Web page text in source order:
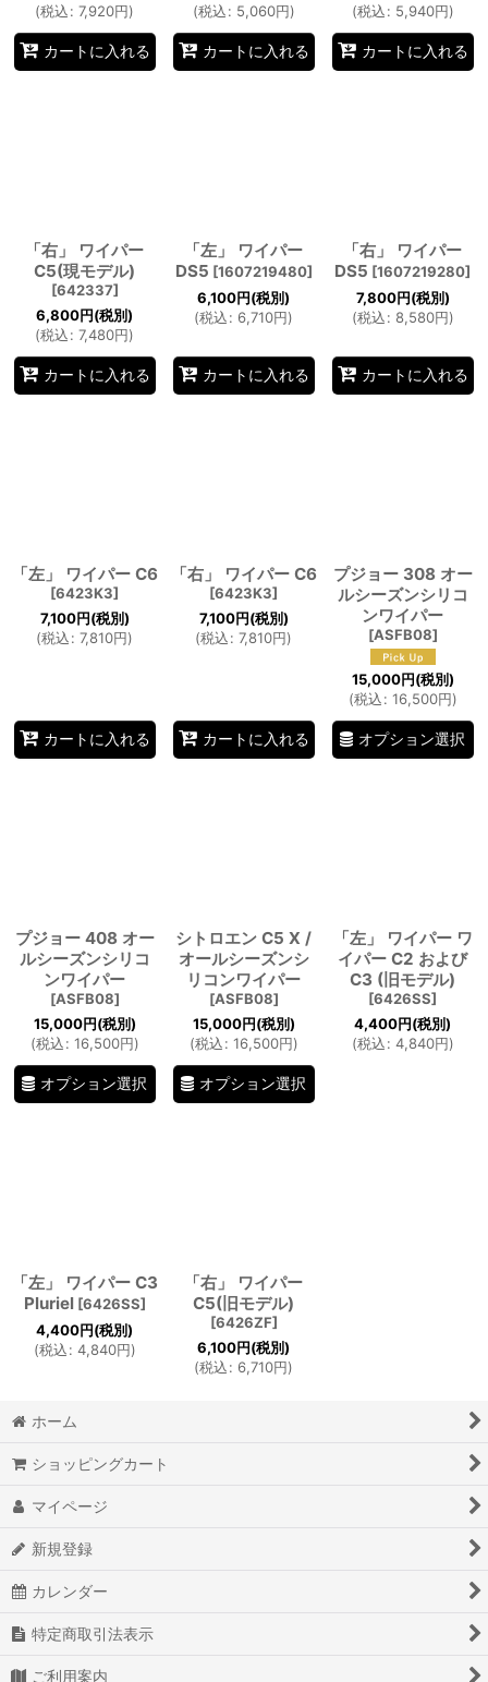
(税込: 7,920円)
カートに入れる
(税込: 5,060円)
カートに入れる
(税込: 5,940円)
カートに入れる
「右」 ワイパー
C5(現モデル)
[642337]
6,800円(税別)
(税込: 7,480円)
カートに入れる
「左」 ワイパー
DS5 [1607219480]
6,100円(税別)
(税込: 6,710円)
カートに入れる
「右」 ワイパー
DS5 [1607219280]
7,800円(税別)
(税込: 8,580円)
カートに入れる
「左」 ワイパー C6
[6423K3]
7,100円(税別)
(税込: 7,810円)
カートに入れる
「右」 ワイパー C6
[6423K3]
7,100円(税別)
(税込: 7,810円)
カートに入れる
プジョー 308 オー
ルシーズンシリコ
ンワイパー
[ASFB08]
15,000円(税別)
(税込: 16,500円)
オプション選択
プジョー 408 オー
ルシーズンシリコ
ンワイパー
[ASFB08]
15,000円(税別)
(税込: 16,500円)
オプション選択
シトロエン C5 X /
オールシーズンシ
リコンワイパー
[ASFB08]
15,000円(税別)
(税込: 16,500円)
オプション選択
「左」 ワイパー ワ
イパー C2 および
C3 (旧モデル)
[6426SS]
4,400円(税別)
(税込: 4,840円)
「左」 ワイパー C3
Pluriel [6426SS]
4,400円(税別)
(税込: 4,840円)
「右」 ワイパー
C5(旧モデル)
[6426ZF]
6,100円(税別)
(税込: 6,710円)
ホーム
ショッピングカート
マイページ
新規登録
カレンダー
特定商取引法表示
ご利用案内